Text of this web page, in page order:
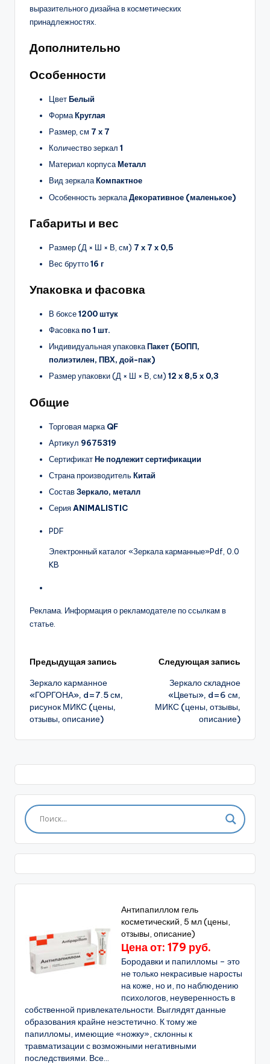
выразительного дизайна в косметических
принадлежностях.
Дополнительно
Особенности
ЦветБелый
ФормаКруглая
Размер, см 7 х 7
Количество зеркал 1
Материал корпусаМеталл
Вид зеркалаКомпактное
Особенность зеркалаДекоративное (маленькое)
Габариты и вес
Размер (Д × Ш × В, см) 7 х 7 х 0,5
Вес брутто16 г
Упаковка и фасовка
В боксе1200 штук
Фасовкапо 1 шт.
Индивидуальная упаковкаПакет (БОПП,
полиэтилен, ПВХ, дой-пак)
Размер упаковки (Д × Ш × В, см) 12 х 8,5 х 0,3
Общие
Торговая марка QF
Артикул 9675319
СертификатНе подлежит сертификации
Страна производительКитай
СоставЗеркало, металл
СерияANIMALISTIC
PDF
Электронный каталог «Зеркала карманные»Pdf, 0.0
KB
Реклама. Информация о рекламодателе по ссылкам в
статье.
Навигация
записи
Предыдущая запись
Зеркало карманное
«ГОРГОНА», d=7.5 см,
рисунок МИКС (цены,
отзывы, описание)
Следующая запись
Зеркало складное
«Цветы», d=6 см,
МИКС (цены, отзывы,
описание)
Антипапиллом гель
косметический, 5 мл (цены,
отзывы, описание)
Цена от: 179 руб.
Бородавки и папилломы – это
не только некрасивые наросты
на коже, но и, по наблюдению
психологов, неуверенность в
собственной привлекательности. Выглядят данные
образования крайне неэстетично. К тому же
папилломы, имеющие «ножку», склонны к
травматизации с возможными негативными
последствиями. Все...